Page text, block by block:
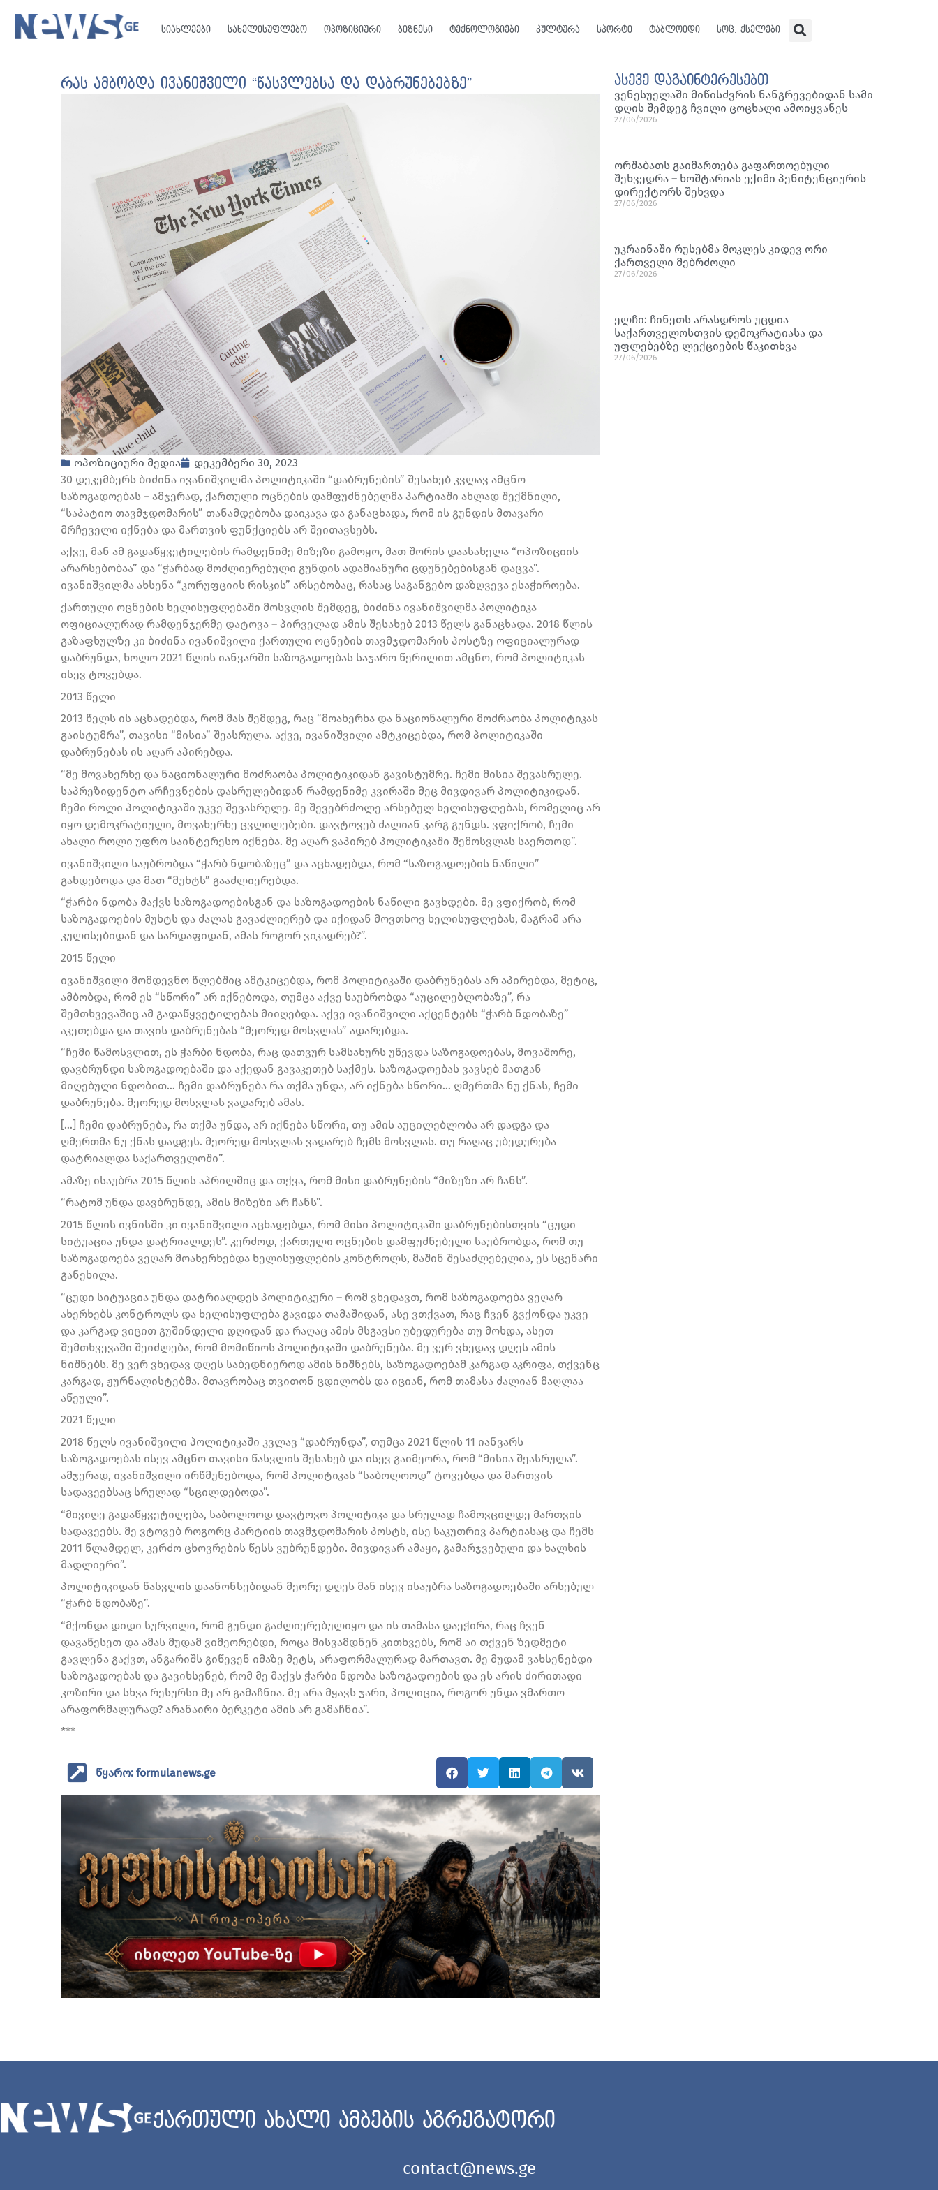
სიახლეები სახელისუფლებო ოპოზიციური ბიზნესი ტექნოლოგიები კულტურა სპორტი ტაბლოიდი სოც. ქსელები
რას ამბობდა ივანიშვილი “წასვლებსა და დაბრუნებებზე”
ოპოზიციური მედია
დეკემბერი 30, 2023
30 დეკემბერს ბიძინა ივანიშვილმა პოლიტიკაში “დაბრუნების” შესახებ კვლავ ამცნო
საზოგადოებას – ამჯერად, ქართული ოცნების დამფუძნებელმა პარტიაში ახლად შექმნილი,
“საპატიო თავმჯდომარის” თანამდებობა დაიკავა და განაცხადა, რომ ის გუნდის მთავარი
მრჩეველი იქნება და მართვის ფუნქციებს არ შეითავსებს.
აქვე, მან ამ გადაწყვეტილების რამდენიმე მიზეზი გამოყო, მათ შორის დაასახელა “ოპოზიციის
არარსებობაა” და “ჭარბად მოძლიერებული გუნდის ადამიანური ცდუნებებისგან დაცვა”.
ივანიშვილმა ახსენა “კორუფციის რისკის” არსებობაც, რასაც საგანგებო დაზღვევა ესაჭიროება.
ქართული ოცნების ხელისუფლებაში მოსვლის შემდეგ, ბიძინა ივანიშვილმა პოლიტიკა
ოფიციალურად რამდენჯერმე დატოვა – პირველად ამის შესახებ 2013 წელს განაცხადა. 2018 წლის
გაზაფხულზე კი ბიძინა ივანიშვილი ქართული ოცნების თავმჯდომარის პოსტზე ოფიციალურად
დაბრუნდა, ხოლო 2021 წლის იანვარში საზოგადოებას საჯარო წერილით ამცნო, რომ პოლიტიკას
ისევ ტოვებდა.
2013 წელი
2013 წელს ის აცხადებდა, რომ მას შემდეგ, რაც “მოახერხა და ნაციონალური მოძრაობა პოლიტიკას
გაისტუმრა”, თავისი “მისია” შეასრულა. აქვე, ივანიშვილი ამტკიცებდა, რომ პოლიტიკაში
დაბრუნებას ის აღარ აპირებდა.
“მე მოვახერხე და ნაციონალური მოძრაობა პოლიტიკიდან გავისტუმრე. ჩემი მისია შევასრულე.
საპრეზიდენტო არჩევნების დასრულებიდან რამდენიმე კვირაში მეც მივდივარ პოლიტიკიდან.
ჩემი როლი პოლიტიკაში უკვე შევასრულე. მე შევებრძოლე არსებულ ხელისუფლებას, რომელიც არ
იყო დემოკრატიული, მოვახერხე ცვლილებები. დავტოვებ ძალიან კარგ გუნდს. ვფიქრობ, ჩემი
ახალი როლი უფრო საინტერესო იქნება. მე აღარ ვაპირებ პოლიტიკაში შემოსვლას საერთოდ”.
ივანიშვილი საუბრობდა “ჭარბ ნდობაზეც” და აცხადებდა, რომ “საზოგადოების ნაწილი”
გახდებოდა და მათ “მუხტს” გააძლიერებდა.
“ჭარბი ნდობა მაქვს საზოგადოებისგან და საზოგადოების ნაწილი გავხდები. მე ვფიქრობ, რომ
საზოგადოების მუხტს და ძალას გავაძლიერებ და იქიდან მოვთხოვ ხელისუფლებას, მაგრამ არა
კულისებიდან და სარდაფიდან, ამას როგორ ვიკადრებ?”.
2015 წელი
ივანიშვილი მომდევნო წლებშიც ამტკიცებდა, რომ პოლიტიკაში დაბრუნებას არ აპირებდა, მეტიც,
ამბობდა, რომ ეს “სწორი” არ იქნებოდა, თუმცა აქვე საუბრობდა “აუცილებლობაზე”, რა
შემთხვევაშიც ამ გადაწყვეტილებას მიიღებდა. აქვე ივანიშვილი აქცენტებს “ჭარბ ნდობაზე”
აკეთებდა და თავის დაბრუნებას “მეორედ მოსვლას” ადარებდა.
“ჩემი წამოსვლით, ეს ჭარბი ნდობა, რაც დათვურ სამსახურს უწევდა საზოგადოებას, მოვაშორე,
დავბრუნდი საზოგადოებაში და აქედან გავაკეთებ საქმეს. საზოგადოებას ვავსებ მათგან
მიღებული ნდობით… ჩემი დაბრუნება რა თქმა უნდა, არ იქნება სწორი… ღმერთმა ნუ ქნას, ჩემი
დაბრუნება. მეორედ მოსვლას ვადარებ ამას.
[…] ჩემი დაბრუნება, რა თქმა უნდა, არ იქნება სწორი, თუ ამის აუცილებლობა არ დადგა და
ღმერთმა ნუ ქნას დადგეს. მეორედ მოსვლას ვადარებ ჩემს მოსვლას. თუ რაღაც უბედურება
დატრიალდა საქართველოში”.
ამაზე ისაუბრა 2015 წლის აპრილშიც და თქვა, რომ მისი დაბრუნების “მიზეზი არ ჩანს”.
“რატომ უნდა დავბრუნდე, ამის მიზეზი არ ჩანს”.
2015 წლის ივნისში კი ივანიშვილი აცხადებდა, რომ მისი პოლიტიკაში დაბრუნებისთვის “ცუდი
სიტუაცია უნდა დატრიალდეს”. კერძოდ, ქართული ოცნების დამფუძნებელი საუბრობდა, რომ თუ
საზოგადოება ვეღარ მოახერხებდა ხელისუფლების კონტროლს, მაშინ შესაძლებელია, ეს სცენარი
განეხილა.
“ცუდი სიტუაცია უნდა დატრიალდეს პოლიტიკური – რომ ვხედავთ, რომ საზოგადოება ვეღარ
ახერხებს კონტროლს და ხელისუფლება გავიდა თამაშიდან, ასე ვთქვათ, რაც ჩვენ გვქონდა უკვე
და კარგად ვიცით გუშინდელი დღიდან და რაღაც ამის მსგავსი უბედურება თუ მოხდა, ასეთ
შემთხვევაში შეიძლება, რომ მომიწიოს პოლიტიკაში დაბრუნება. მე ვერ ვხედავ დღეს ამის
ნიშნებს. მე ვერ ვხედავ დღეს საბედნიეროდ ამის ნიშნებს, საზოგადოებამ კარგად აკრიფა, თქვენც
კარგად, ჟურნალისტებმა. მთავრობაც თვითონ ცდილობს და იციან, რომ თამასა ძალიან მაღლაა
აწეული”.
2021 წელი
2018 წელს ივანიშვილი პოლიტიკაში კვლავ “დაბრუნდა”, თუმცა 2021 წლის 11 იანვარს
საზოგადოებას ისევ ამცნო თავისი წასვლის შესახებ და ისევ გაიმეორა, რომ “მისია შეასრულა”.
ამჯერად, ივანიშვილი ირწმუნებოდა, რომ პოლიტიკას “საბოლოოდ” ტოვებდა და მართვის
სადავეებსაც სრულად “სცილდებოდა”.
“მივიღე გადაწყვეტილება, საბოლოოდ დავტოვო პოლიტიკა და სრულად ჩამოვცილდე მართვის
სადავეებს. მე ვტოვებ როგორც პარტიის თავმჯდომარის პოსტს, ისე საკუთრივ პარტიასაც და ჩემს
2011 წლამდელ, კერძო ცხოვრების წესს ვუბრუნდები. მივდივარ ამაყი, გამარჯვებული და ხალხის
მადლიერი”.
პოლიტიკიდან წასვლის დაანონსებიდან მეორე დღეს მან ისევ ისაუბრა საზოგადოებაში არსებულ
“ჭარბ ნდობაზე”.
“მქონდა დიდი სურვილი, რომ გუნდი გაძლიერებულიყო და ის თამასა დაეჭირა, რაც ჩვენ
დავაწესეთ და ამას მუდამ ვიმეორებდი, როცა მისვამდნენ კითხვებს, რომ აი თქვენ ზედმეტი
გავლენა გაქვთ, ანგარიშს გიწევენ იმაზე მეტს, არაფორმალურად მართავთ. მე მუდამ ვახსენებდი
საზოგადოებას და გავიხსენებ, რომ მე მაქვს ჭარბი ნდობა საზოგადოების და ეს არის ძირითადი
კოზირი და სხვა რესურსი მე არ გამაჩნია. მე არა მყავს ჯარი, პოლიცია, როგორ უნდა ვმართო
არაფორმალურად? არანაირი ბერკეტი ამის არ გამაჩნია”.
***
წყარო: formulanews.ge
ასევე დაგაინტერესებთ
ვენესუელაში მიწისძვრის ნანგრევებიდან სამი
დღის შემდეგ ჩვილი ცოცხალი ამოიყვანეს
27/06/2026
ორშაბათს გაიმართება გაფართოებული
შეხვედრა – ხოშტარიას ექიმი პენიტენციურის
დირექტორს შეხვდა
27/06/2026
უკრაინაში რუსებმა მოკლეს კიდევ ორი
ქართველი მებრძოლი
27/06/2026
ელჩი: ჩინეთს არასდროს უცდია
საქართველოსთვის დემოკრატიასა და
უფლებებზე ლექციების წაკითხვა
27/06/2026
ქართული ახალი ამბების აგრეგატორი
contact@news.ge